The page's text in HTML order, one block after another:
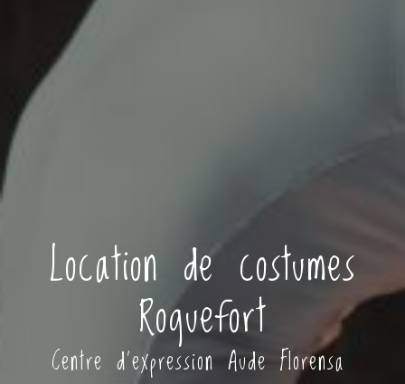
Location de costumes
Roquefort
Centre d'expression Aude Florensa